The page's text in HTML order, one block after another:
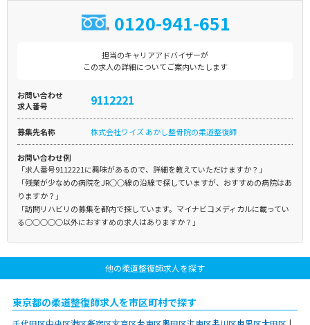
0120-941-651
担当のキャリアアドバイザーが
この求人の詳細についてご案内いたします
お問い合わせ
求人番号
9112221
募集先名称 株式会社ワイズ あかし整骨院の柔道整復師
お問い合わせ例
「求人番号9112221に興味があるので、詳細を教えていただけますか？」
「残業が少なめの病院をJR○○線の沿線で探していますが、おすすめの病院はあ
りますか？」
「訪問リハビリの募集を都内で探しています。マイナビコメディカルに載ってい
る○○○○○以外におすすめの求人はありますか？」
他の柔道整復師求人を探す
東京都の柔道整復師求人を市区町村で探す